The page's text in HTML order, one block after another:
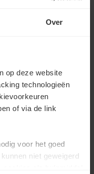
Over
op deze website
technologieën
of via de link
voor het goed
niet geweigerd
je zo snel